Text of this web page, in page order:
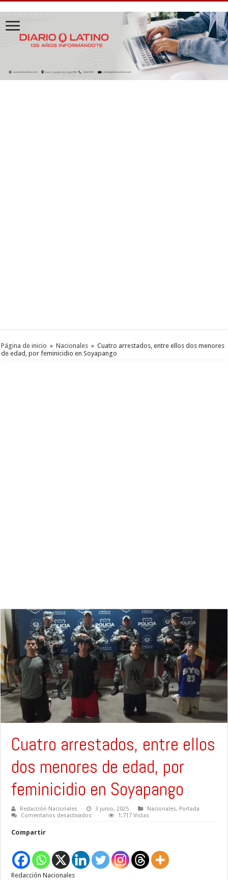
Página de inicio » Nacionales » Cuatro arrestados, entre ellos dos menores
de edad, por feminicidio en Soyapango
Cuatro arrestados, entre ellos
dos menores de edad, por
feminicidio en Soyapango
Redacción Nacionales 3 junio, 2025 Nacionales, Portada
Comentarios desactivados
menores
de
edad,
1,717 Vistas
Compartir
Redacción Nacionales